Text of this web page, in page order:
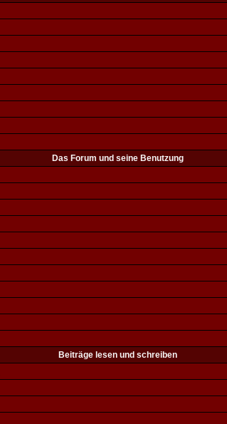
Das Forum und seine Benutzung
Beiträge lesen und schreiben